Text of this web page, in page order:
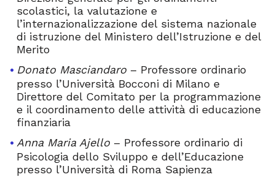
scolastici, la valutazione e
l’internazionalizzazione del sistema nazionale
di istruzione del Ministero dell’Istruzione e del
Merito
Donato Masciandaro – Professore ordinario
presso l’Università Bocconi di Milano e
Direttore del Comitato per la programmazione
e il coordinamento delle attività di educazione
finanziaria
Anna Maria Ajello – Professore ordinario di
Psicologia dello Sviluppo e dell’Educazione
presso l’Università di Roma Sapienza